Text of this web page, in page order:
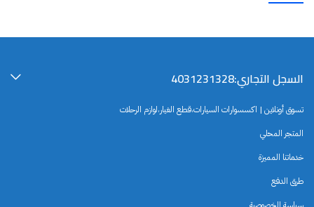
السجل التجاري:4031231328
تسوق أونلاين | اكسسوارات السيارات،قطع الغيار،لوازم الرحلات
المتجر المحلي
خدماتنا المميزة
طرق الدفع